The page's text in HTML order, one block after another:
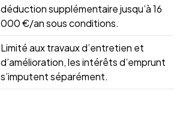
déduction supplémentaire jusqu’à 16
000 €/an sous conditions.
Limité aux travaux d’entretien et
d’amélioration, les intérêts d’emprunt
s’imputent séparément.